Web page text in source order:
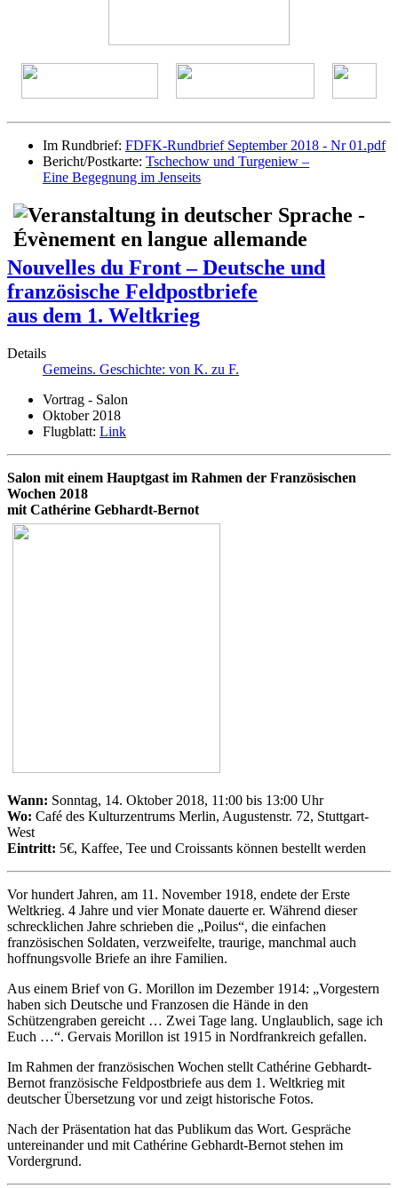
Im Rundbrief: FDFK-Rundbrief September 2018 - Nr 01.pdf
Bericht/Postkarte: Tschechow und Turgeniew –
Eine Begegnung im Jenseits
Nouvelles du Front – Deutsche und
französische Feldpostbriefe
aus dem 1. Weltkrieg
Details
Gemeins. Geschichte: von K. zu F.
Vortrag - Salon
Oktober 2018
Flugblatt: Link
Salon mit einem Hauptgast im Rahmen der Französischen
Wochen 2018
mit Cathérine Gebhardt-Bernot
Wann: Sonntag, 14. Oktober 2018, 11:00 bis 13:00 Uhr
Wo: Café des Kulturzentrums Merlin, Augustenstr. 72, Stuttgart-
West
Eintritt: 5€, Kaffee, Tee und Croissants können bestellt werden
Vor hundert Jahren, am 11. November 1918, endete der Erste
Weltkrieg. 4 Jahre und vier Monate dauerte er. Während dieser
schrecklichen Jahre schrieben die „Poilus“, die einfachen
französischen Soldaten, verzweifelte, traurige, manchmal auch
hoffnungsvolle Briefe an ihre Familien.
Aus einem Brief von G. Morillon im Dezember 1914: „Vorgestern
haben sich Deutsche und Franzosen die Hände in den
Schützengraben gereicht … Zwei Tage lang. Unglaublich, sage ich
Euch …“. Gervais Morillon ist 1915 in Nordfrankreich gefallen.
Im Rahmen der französischen Wochen stellt Cathérine Gebhardt-
Bernot französische Feldpostbriefe aus dem 1. Weltkrieg mit
deutscher Übersetzung vor und zeigt historische Fotos.
Nach der Präsentation hat das Publikum das Wort. Gespräche
untereinander und mit Cathérine Gebhardt-Bernot stehen im
Vordergrund.